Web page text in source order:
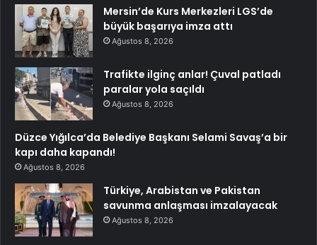
Mersin’de Kurs Merkezleri LGS’de
büyük başarıya imza attı
Ağustos 8, 2026
Trafikte ilginç anlar! Çuval patladı
paralar yola saçıldı
Ağustos 8, 2026
Düzce Yığılca’da Belediye Başkanı Selami Savaş’a bir
kapı daha kapandı!
Ağustos 8, 2026
Türkiye, Arabistan ve Pakistan
savunma anlaşması imzalayacak
Ağustos 8, 2026